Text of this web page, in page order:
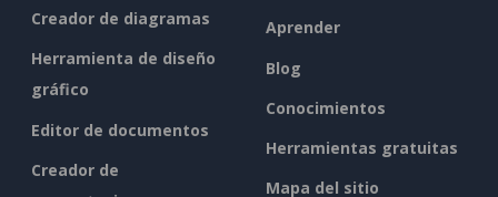
Creador de diagramas
Herramienta de diseño
gráfico
Editor de documentos
Creador de
Aprender
Blog
Conocimientos
Herramientas gratuitas
Mapa del sitio